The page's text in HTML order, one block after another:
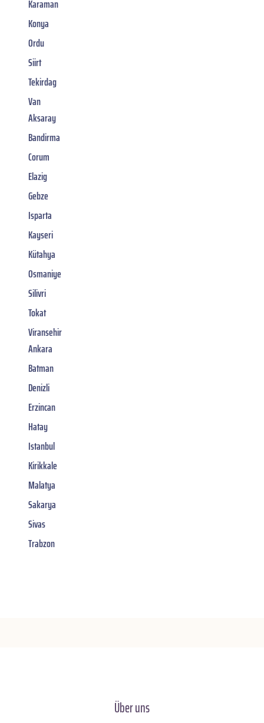
Karaman
Konya
Ordu
Siirt
Tekirdag
Van
Aksaray
Bandirma
Corum
Elazig
Gebze
Isparta
Kayseri
Kütahya
Osmaniye
Silivri
Tokat
Viransehir
Ankara
Batman
Denizli
Erzincan
Hatay
Istanbul
Kirikkale
Malatya
Sakarya
Sivas
Trabzon
Über uns